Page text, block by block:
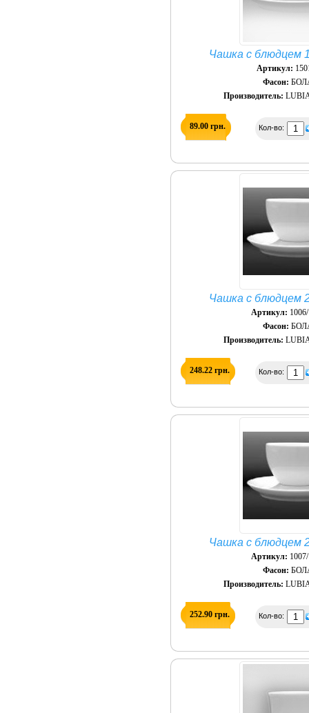
Чашка с блюдцем
Артикул:
Фасон:
Производитель:
89.00 грн. Кол-во:
Чашка с блюдцем
Артикул:
Фасон:
Производитель:
248.22 грн. Кол-во:
Чашка с блюдцем
Артикул:
Фасон:
Производитель:
252.90 грн. Кол-во: